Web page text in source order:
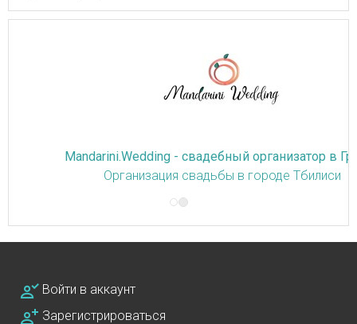
Mandarini.Wedding - свадебный организатор в Грузии
Организация свадьбы в городе Тбилиси
Войти в аккаунт
Зарегистрироваться